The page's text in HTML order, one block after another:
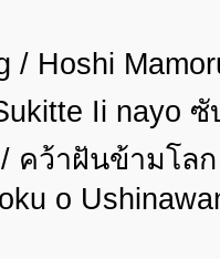
/ Hoshi
Ii nayo
/ คว้าฝันข้ามโล
o